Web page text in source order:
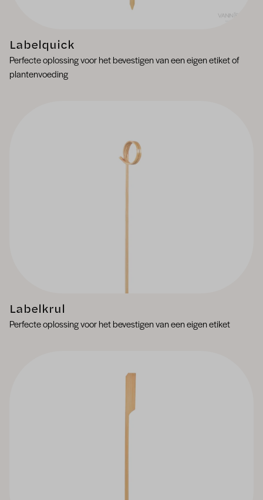
Labelquick
Perfecte oplossing voor het bevestigen van een eigen etiket of
plantenvoeding
Labelkrul
Perfecte oplossing voor het bevestigen van een eigen etiket